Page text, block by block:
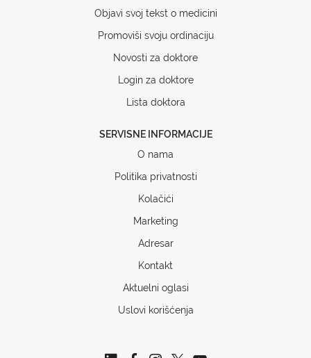
Objavi svoj tekst o medicini
Promoviši svoju ordinaciju
Novosti za doktore
Login za doktore
Lista doktora
SERVISNE INFORMACIJE
O nama
Politika privatnosti
Kolačići
Marketing
Adresar
Kontakt
Aktuelni oglasi
Uslovi korišćenja